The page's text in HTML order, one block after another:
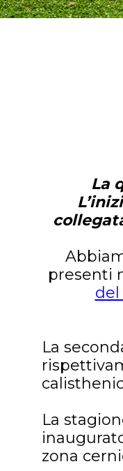
La
presenti
del
La
La
zona